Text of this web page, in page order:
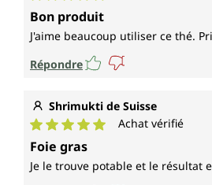
Note moyenne de 5 sur 5 étoiles
Bon produit
J'aime beaucoup utiliser ce thé.
Répondre
Shrimukti de Suisse
Note moyenne de 5 sur 5 étoiles
Achat vérifié
Foie gras
Je le trouve potable et le résultat